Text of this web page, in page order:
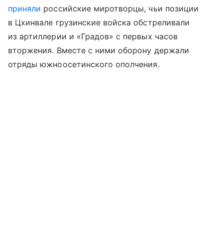
приняли российские миротворцы, чьи позиции
в Цхинвале грузинские войска обстреливали
из артиллерии и «Градов» с первых часов
вторжения. Вместе с ними оборону держали
отряды южноосетинского ополчения.